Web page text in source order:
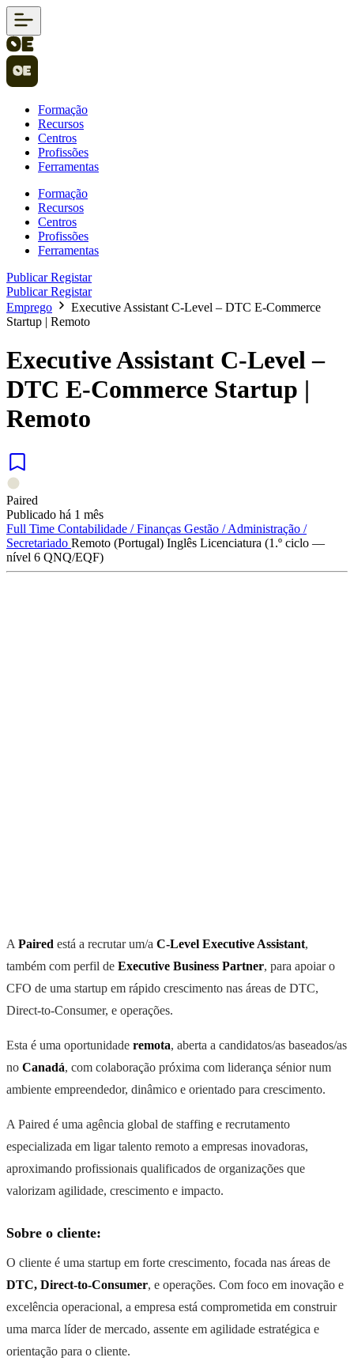
Formação
Recursos
Centros
Profissões
Ferramentas
Formação
Recursos
Centros
Profissões
Ferramentas
PublicarRegistar
PublicarRegistar
Emprego
Executive Assistant C-Level – DTC E-Commerce
Startup | Remoto
Executive Assistant C-Level –
DTC E-Commerce Startup |
Remoto
Paired
Publicado há 1 mês
Full Time Contabilidade / Finanças Gestão / Administração /
Secretariado Remoto (Portugal) Inglês Licenciatura (1.º ciclo —
nível 6 QNQ/EQF)
A Paired está a recrutar um/a C-Level Executive Assistant,
também com perfil de Executive Business Partner, para apoiar o
CFO de uma startup em rápido crescimento nas áreas de DTC,
Direct-to-Consumer, e operações.
Esta é uma oportunidade remota, aberta a candidatos/as baseados/as
no Canadá, com colaboração próxima com liderança sénior num
ambiente empreendedor, dinâmico e orientado para crescimento.
A Paired é uma agência global de staffing e recrutamento
especializada em ligar talento remoto a empresas inovadoras,
aproximando profissionais qualificados de organizações que
valorizam agilidade, crescimento e impacto.
Sobre o cliente:
O cliente é uma startup em forte crescimento, focada nas áreas de
DTC, Direct-to-Consumer, e operações. Com foco em inovação e
excelência operacional, a empresa está comprometida em construir
uma marca líder de mercado, assente em agilidade estratégica e
orientação para o cliente.